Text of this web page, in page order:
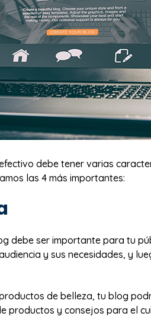
debe tener varias
las 4 más importantes:
debe ser importante para tu
y sus necesidades, y
de belleza, tu blog
productos y consejos para el